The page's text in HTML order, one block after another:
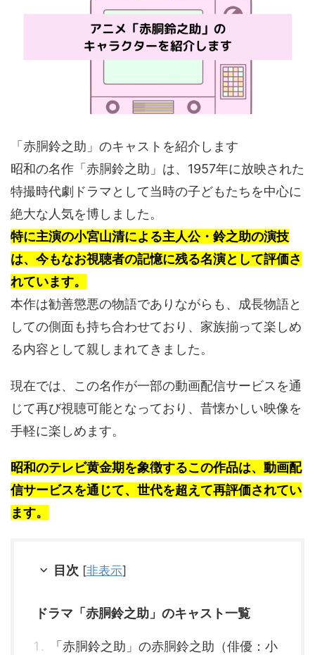
「赤胴鈴之助」のキャストを紹介します
昭和の名作「赤胴鈴之助」は、1957年に放映された
特撮時代劇ドラマとして当時の子どもたちを中心に
絶大な人気を博しました。
特に主演の小宮山清による主人公・鈴之助の演技
は、今もなお視聴者の記憶に残る名演として評価さ
れています。
本作は勧善懲悪の物語でありながらも、成長物語と
しての側面も持ち合わせており、家族揃って楽しめ
る内容として親しまれてきました。
現在では、この名作が一部の動画配信サービスを通
じて再び視聴可能となっており、昔懐かしい映像を
手軽に楽しめます。
昭和のテレビ黄金期を象徴するこの作品は、動画配
信サービスを通じて、世代を超えて再評価されてい
ます。
目次 [非表示]
ドラマ「赤胴鈴之助」のキャスト一覧
「赤胴鈴之助」の赤胴鈴之助（俳優：小